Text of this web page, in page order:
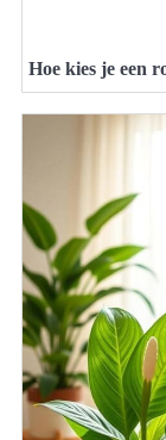
Hoe kies je een